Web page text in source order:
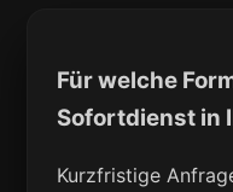
Für welche
Sofortdienst in
Kurzfristige